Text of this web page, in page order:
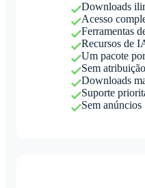
Downloads
Acesso
Ferramentas
Recursos de
Um pacote
Sem
Downloads
Suporte
Sem anúncios